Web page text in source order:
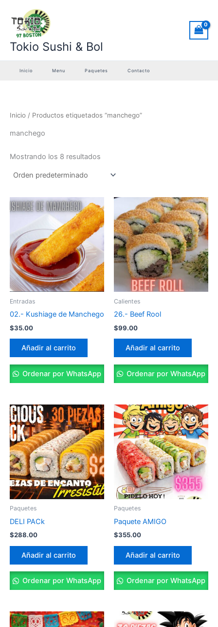
contenido
Tokio Sushi & Bol
Inicio Menu Paquetes Contacto
Inicio / Productos etiquetados “manchego”
manchego
Mostrando los 8 resultados
Entradas
02.- Kushiage de Manchego
$35.00
Añadir al carrito
Ordenar por WhatsApp
Calientes
26.- Beef Rool
$99.00
Añadir al carrito
Ordenar por WhatsApp
Paquetes
DELI PACk
$288.00
Añadir al carrito
Ordenar por WhatsApp
Paquetes
Paquete AMIGO
$355.00
Añadir al carrito
Ordenar por WhatsApp